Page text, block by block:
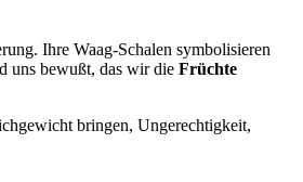
Ihre Waag-Schalen symbolisieren
uns bewußt, das wir die Früchte
bringen, Ungerechtigkeit,